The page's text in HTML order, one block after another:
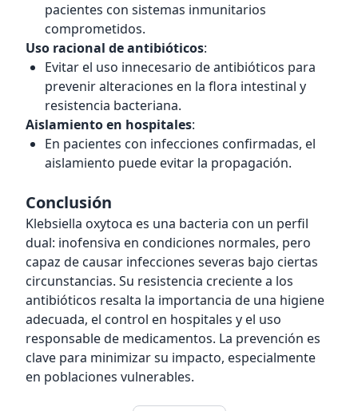
pacientes con sistemas inmunitarios
comprometidos.
Uso racional de antibióticos:
Evitar el uso innecesario de antibióticos para
prevenir alteraciones en la flora intestinal y
resistencia bacteriana.
Aislamiento en hospitales:
En pacientes con infecciones confirmadas, el
aislamiento puede evitar la propagación.
Conclusión
Klebsiella oxytoca es una bacteria con un perfil
dual: inofensiva en condiciones normales, pero
capaz de causar infecciones severas bajo ciertas
circunstancias. Su resistencia creciente a los
antibióticos resalta la importancia de una higiene
adecuada, el control en hospitales y el uso
responsable de medicamentos. La prevención es
clave para minimizar su impacto, especialmente
en poblaciones vulnerables.